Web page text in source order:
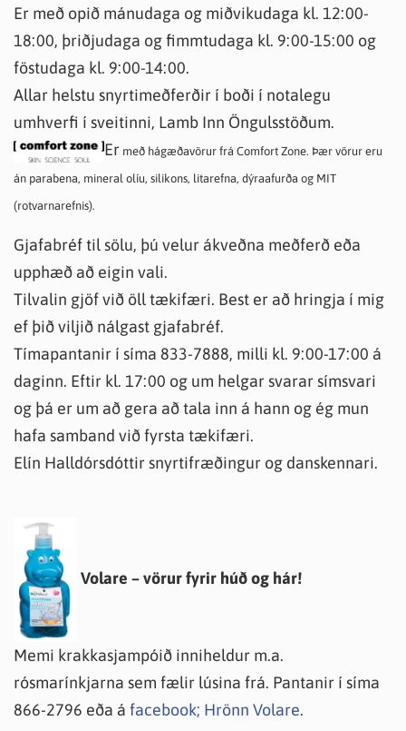
Er með opið mánudaga og miðvikudaga kl. 12:00-
18:00, þriðjudaga og fimmtudaga kl. 9:00-15:00 og
föstudaga kl. 9:00-14:00.
Allar helstu snyrtimeðferðir í boði í notalegu
umhverfi í sveitinni, Lamb Inn Öngulsstöðum.
Er með hágæðavörur frá Comfort Zone. Þær vörur eru
án parabena, mineral olíu, silikons, litarefna, dýraafurða og MIT
(rotvarnarefnis).
Gjafabréf til sölu, þú velur ákveðna meðferð eða
upphæð að eigin vali.
Tilvalin gjöf við öll tækifæri. Best er að hringja í mig
ef þið viljið nálgast gjafabréf.
Tímapantanir í síma 833-7888, milli kl. 9:00-17:00 á
daginn. Eftir kl. 17:00 og um helgar svarar símsvari
og þá er um að gera að tala inn á hann og ég mun
hafa samband við fyrsta tækifæri.
Elín Halldórsdóttir snyrtifræðingur og danskennari.
Volare – vörur fyrir húð og hár!
Memi krakkasjampóið inniheldur m.a.
rósmarínkjarna sem fælir lúsina frá. Pantanir í síma
866-2796 eða á facebook; Hrönn Volare.